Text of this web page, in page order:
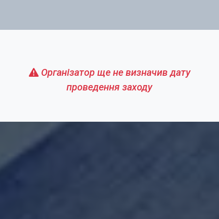
Організатор ще не визначив дату
проведення заходу